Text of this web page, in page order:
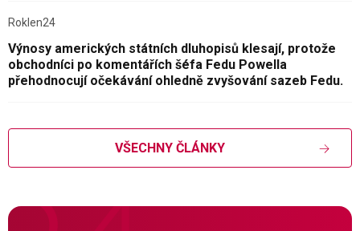
Roklen24
Výnosy amerických státních dluhopisů klesají, protože
obchodníci po komentářích šéfa Fedu Powella
přehodnocují očekávání ohledně zvyšování sazeb Fedu.
VŠECHNY ČLÁNKY